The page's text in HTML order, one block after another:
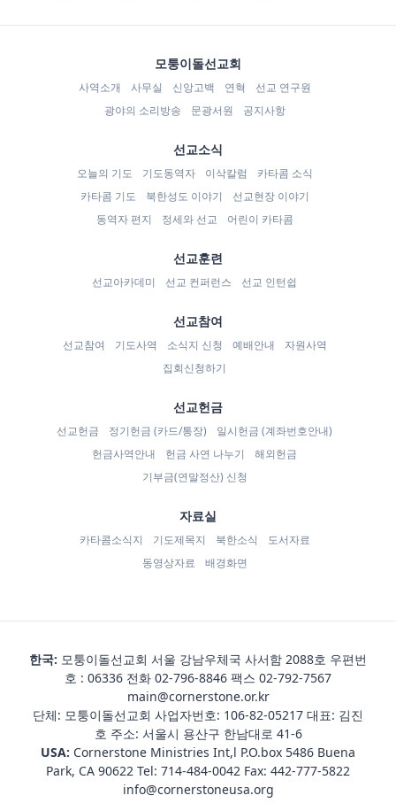
모퉁이돌선교회
사역소개 사무실 신앙고백 연혁
선교 연구원
광야의 소리방송
문광서원 공지사항
선교소식
오늘의 기도 기도동역자 이삭칼럼
카타콤 소식
카타콤 기도
북한성도 이야기
선교현장 이야기
동역자 편지
정세와 선교 어린이 카타콤
선교훈련
선교아카데미 선교 컨퍼런스 선교 인턴쉽
선교참여
선교참여 기도사역 소식지 신청 예배안내
자원사역
집회신청하기
선교헌금
선교헌금 정기헌금 (카드/통장)
일시헌금 (계좌번호안내)
헌금사역안내
헌금 사연 나누기
해외헌금
기부금(연말정산) 신청
자료실
카타콤소식지 기도제목지 북한소식
도서자료
동영상자료
배경화면
한국: 모퉁이돌선교회 서울 강남우체국 사서함 2088호 우편번
호 : 06336 전화 02-796-8846 팩스 02-792-7567
main@cornerstone.or.kr
단체: 모퉁이돌선교회 사업자번호: 106-82-05217 대표: 김진
호 주소: 서울시 용산구 한남대로 41-6
USA: Cornerstone Ministries Int,l P.O.box 5486 Buena
Park, CA 90622 Tel: 714-484-0042 Fax: 442-777-5822
info@cornerstoneusa.org